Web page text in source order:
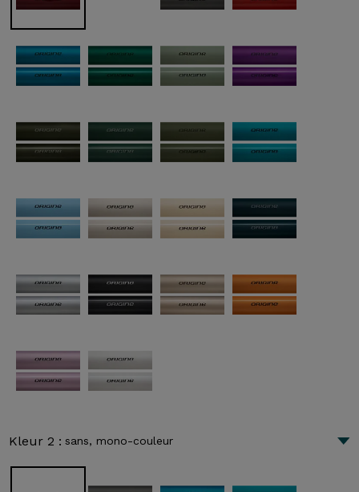
Kleur 2 : sans, mono-couleur